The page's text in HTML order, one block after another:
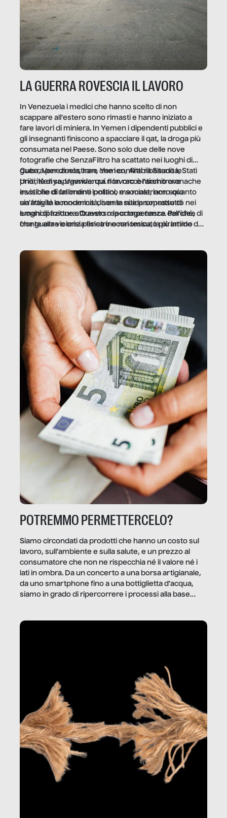
LA GUERRA ROVESCIA IL LAVORO
In Venezuela i medici che hanno scelto di non
scappare all’estero sono rimasti e hanno iniziato a
fare lavori di miniera. In Yemen i dipendenti pubblici e
gli insegnanti finiscono a spacciare il qat, la droga più
consumata nel Paese. Sono solo due delle nove
fotografie che SenzaFiltro ha scattato nei luoghi di
guerra per dimostrare che i conflitti ribaltano le
priorità di sopravvivenza. Il lavoro è l’architrave
invisibile di un ordine politico e sociale, non solo
un’attività economica: diventa nitida soprattutto nei
luoghi di frattura. Questo reportage nasce dall’idea
che guerre e crisi penetrino nel tessuto più intimo
Cuba, Venezuela, Iran, Yemen, Arabia Saudita, Stati
Uniti, Kenya, Uganda: qui non raccontiamo cronache
esotiche di fallimenti lontani, ma mostriamo quanto
sia fragile la modernità, con le sue promesse di
emancipazione attraverso la competenza. Perché, di
fronte alla violenza fisica o economica, la piramide del
POTREMMO PERMETTERCELO?
Siamo circondati da prodotti che hanno un costo sul
lavoro, sull’ambiente e sulla salute, e un prezzo al
consumatore che non ne rispecchia né il valore né i
lati in ombra. Da un concerto a una borsa artigianale,
da uno smartphone fino a una bottiglietta d’acqua,
siamo in grado di ripercorrere i processi alla base
dietro gli oggetti e i servizi che fanno la nostra vita